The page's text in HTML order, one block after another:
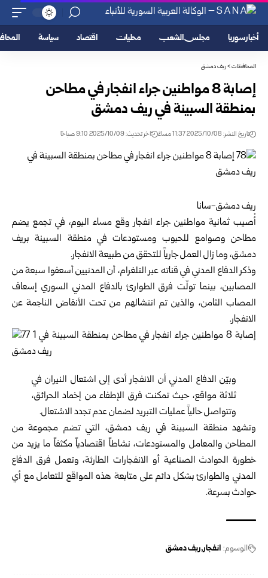
أخبار سوريا مجلس الشعب محليات اقتصاد سياسة
المحافظات>ريف دمشق
إصابة 8 مواطنين جراء انفجار في مطاحن
بمنطقة السبينة في ريف دمشق
تاريخ النشر: 2025/10/08 11:37 مساءً اخر تحديث: 2025/10/09 9:10 صباحًا
ريف دمشق-سانا
أُصيب ثمانية مواطنين جراء انفجار وقع مساء اليوم، في تجمع يضم
مطاحن وصوامع للحبوب ومستودعات في منطقة السبينة بريف
دمشق، وما زال العمل جارياً للتحقق من طبيعة الانفجار.
وذكر الدفاع المدني في قناته عبر التلغرام، أن المدنيين أسعفوا سبعة من
المصابين، بينما تولّت فرق الطوارئ بالدفاع المدني السوري إسعاف
المصاب الثامن، والذين تم انتشالهم من تحت الأنقاض الناجمة عن
الانفجار.
وبيّن الدفاع المدني أن الانفجار أدى إلى اشتعال النيران في
ثلاثة مواقع، حيث تمكنت فرق الإطفاء من إخماد الحرائق،
وتتواصل حالياً عمليات التبريد لضمان عدم تجدد الاشتعال.
وتشهد منطقة السبينة في ريف دمشق، التي تضم مجموعة من
المطاحن والمعامل والمستودعات، نشاطاً اقتصادياً مكثفاً ما يزيد من
خطورة الحوادث الصناعية أو الانفجارات الطارئة، وتعمل فرق الدفاع
المدني والطوارئ بشكل دائم على متابعة هذه المواقع للتعامل مع أي
حوادث بسرعة.
الوسوم: انفجار ريف دمشق